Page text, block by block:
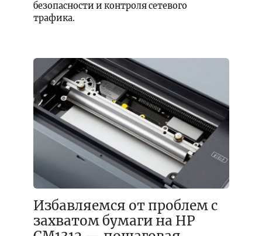
безопасности и контроля сетевого
трафика.
Избавляемся от проблем с
захватом бумаги на HP